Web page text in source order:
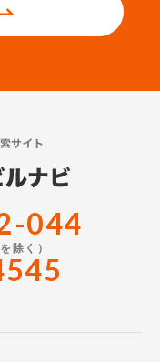
サイト
044
除く）